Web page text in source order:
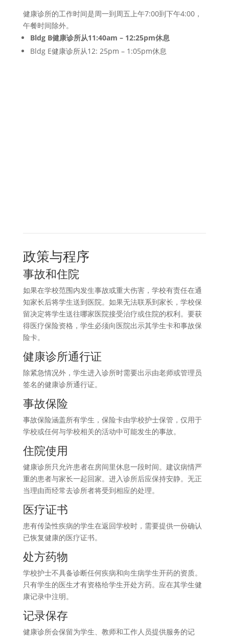
健康诊所的工作时间是周一到周五上午7:00到下午4:00，
午餐时间除外。
Bldg B健康诊所从11:40am – 12:25pm休息
Bldg E健康诊所从12: 25pm – 1:05pm休息
政策与程序
事故和住院
如果在学校范围内发生事故或重大伤害，学校有责任在通
知家长后将学生送到医院。如果无法联系到家长，学校保
留决定将学生送往哪家医院接受治疗或住院的权利。要获
得医疗保险资格，学生必须向医院出示其学生卡和事故保
险卡。
健康诊所通行证
除紧急情况外，学生进入诊所时需要出示由老师或管理员
签名的健康诊所通行证。
事故保险
事故保险涵盖所有学生，保险卡由学校护士保管，仅用于
学校或任何与学校相关的活动中可能发生的事故。
住院使用
健康诊所只允许患者在房间里休息一段时间。建议病情严
重的患者与家长一起回家。进入诊所后应保持安静。无正
当理由而经常去诊所者将受到相应的处理。
医疗证书
患有传染性疾病的学生在返回学校时，需要提供一份确认
已恢复健康的医疗证书。
处方药物
学校护士不具备诊断任何疾病和向生病学生开药的资质。
只有学生的医生才有资格给学生开处方药。应在其学生健
康记录中注明。
记录保存
健康诊所会保留为学生、教师和工作人员提供服务的记